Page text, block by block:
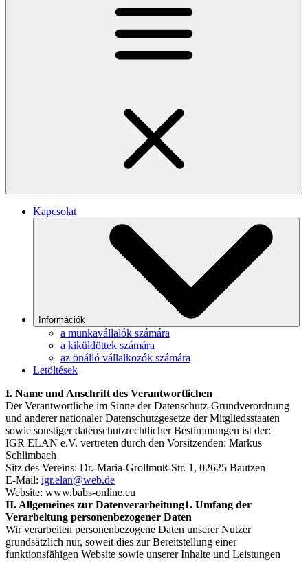
Kapcsolat
Információk
a munkavállalók számára
a kiküldöttek számára
az önálló vállalkozók számára
Letöltések
I. Name und Anschrift des Verantwortlichen
Der Verantwortliche im Sinne der Datenschutz-Grundverordnung
und anderer nationaler Datenschutzgesetze der Mitgliedsstaaten
sowie sonstiger datenschutzrechtlicher Bestimmungen ist der:
IGR ELAN e.V. vertreten durch den Vorsitzenden: Markus
Schlimbach
Sitz des Vereins: Dr.-Maria-Grollmuß-Str. 1, 02625 Bautzen
E-Mail: igr.elan@web.de
Website: www.babs-online.eu
II. Allgemeines zur Datenverarbeitung1. Umfang der
Verarbeitung personenbezogener Daten
Wir verarbeiten personenbezogene Daten unserer Nutzer
grundsätzlich nur, soweit dies zur Bereitstellung einer
funktionsfähigen Website sowie unserer Inhalte und Leistungen